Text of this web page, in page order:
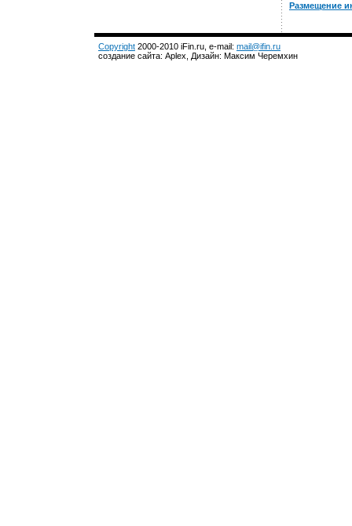
Размещение
Copyright 2000-2010 iFin.ru, e-mail: mail@ifin.ru
создание сайта: Aplex, Дизайн: Максим Черемхин